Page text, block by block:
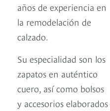
años de experiencia en
la remodelación de
calzado.
Su especialidad son los
zapatos en auténtico
cuero, así como bolsos
y accesorios elaborados